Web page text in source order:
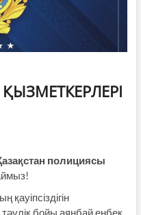
полициясы
қауіпсіздігін
бойы аянбай еңбек